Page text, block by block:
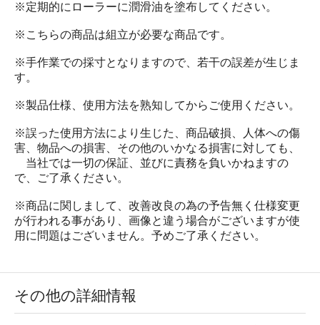
※定期的にローラーに潤滑油を塗布してください。
※こちらの商品は組立が必要な商品です。
※手作業での採寸となりますので、若干の誤差が生じま
す。
※製品仕様、使用方法を熟知してからご使用ください。
※誤った使用方法により生じた、商品破損、人体への傷
害、物品への損害、その他のいかなる損害に対しても、
当社では一切の保証、並びに責務を負いかねますの
で、ご了承ください。
※商品に関しまして、改善改良の為の予告無く仕様変更
が行われる事があり、画像と違う場合がございますが使
用に問題はございません。予めご了承ください。
その他の詳細情報